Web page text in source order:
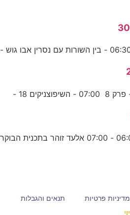
העולם הבוקר - רגע לפני 06:00 - 07:00 אלעד זוהר בתכנית הבוקר
מדיניות פרטיות תנאים והגבלות